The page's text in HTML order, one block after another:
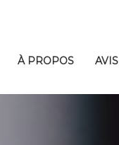
À PROPOS AVIS